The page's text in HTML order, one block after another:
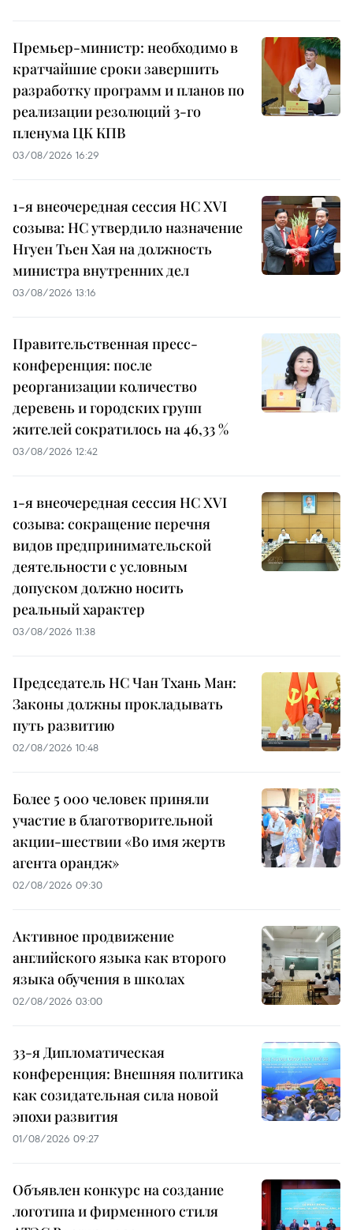
Премьер-министр: необходимо в
кратчайшие сроки завершить
разработку программ и планов по
реализации резолюций 3-го
пленума ЦК КПВ
03/08/2026 16:29
1-я внеочередная сессия НС XVI
созыва: НС утвердило назначение
Нгуен Тьен Хая на должность
министра внутренних дел
03/08/2026 13:16
Правительственная пресс-
конференция: после
реорганизации количество
деревень и городских групп
жителей сократилось на 46,33 %
03/08/2026 12:42
1-я внеочередная сессия НС XVI
созыва: сокращение перечня
видов предпринимательской
деятельности с условным
допуском должно носить
реальный характер
03/08/2026 11:38
Председатель НС Чан Тхань Ман:
Законы должны прокладывать
путь развитию
02/08/2026 10:48
Более 5 000 человек приняли
участие в благотворительной
акции-шествии «Во имя жертв
агента орандж»
02/08/2026 09:30
Активное продвижение
английского языка как второго
языка обучения в школах
02/08/2026 03:00
33-я Дипломатическая
конференция: Внешняя политика
как созидательная сила новой
эпохи развития
01/08/2026 09:27
Объявлен конкурс на создание
логотипа и фирменного стиля